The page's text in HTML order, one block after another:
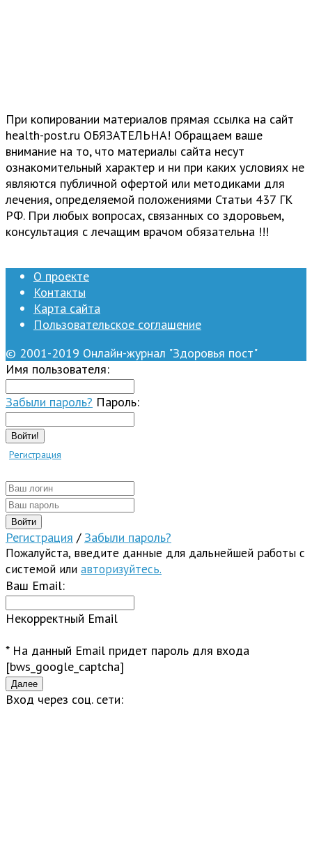
При копировании материалов прямая ссылка на сайт
health-post.ru ОБЯЗАТЕЛЬНА! Обращаем ваше
внимание на то, что материалы сайта несут
ознакомительный характер и ни при каких условиях не
являются публичной офертой или методиками для
лечения, определяемой положениями Статьи 437 ГК
РФ. При любых вопросах, связанных со здоровьем,
консультация с лечащим врачом обязательна !!!
О проекте
Контакты
Карта сайта
Пользовательское соглашение
© 2001-2019 Онлайн-журнал "Здоровья пост"
Имя пользователя:
Забыли пароль? Пароль:
Войти!
Регистрация
Регистрация / Забыли пароль?
Пожалуйста, введите данные для дальнейшей работы с
системой или авторизуйтесь.
Ваш Email:
Некорректный Email
* На данный Email придет пароль для входа
[bws_google_captcha]
Вход через соц. сети: